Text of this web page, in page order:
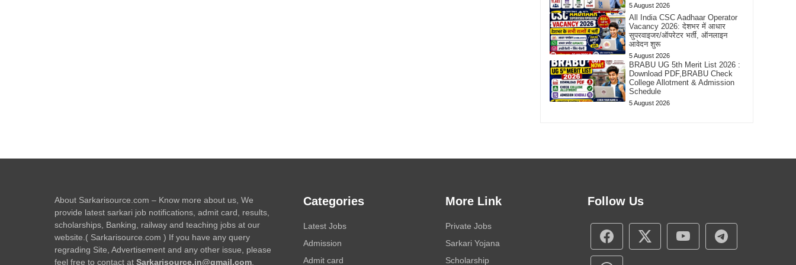
5 August 2026
All India CSC Aadhaar Operator
Vacancy 2026: देशभर में आधार
सुपरवाइजर/ऑपरेटर भर्ती, ऑनलाइन
आवेदन शुरू
5 August 2026
BRABU UG 5th Merit List 2026 :
Download PDF,BRABU Check
College Allotment & Admission
Schedule
5 August 2026
About Sarkarisource.com – Know more about us, We
provide latest sarkari job notifications, admit card, results,
scholarships, Banking, railway and teaching jobs at our
website.( Sarkarisource.com ) If you have any query
regrading Site, Advertisement and any other issue, please
feel free to contact at Sarkarisource.in@gmail.com
Categories
Latest Jobs
Admission
Admit card
More Link
Private Jobs
Sarkari Yojana
Scholarship
Follow Us